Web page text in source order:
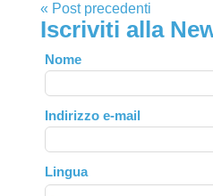
« Post precedenti
Iscriviti alla
Leave
this
field
blank
Nome
Indirizzo e-mail
Lingua